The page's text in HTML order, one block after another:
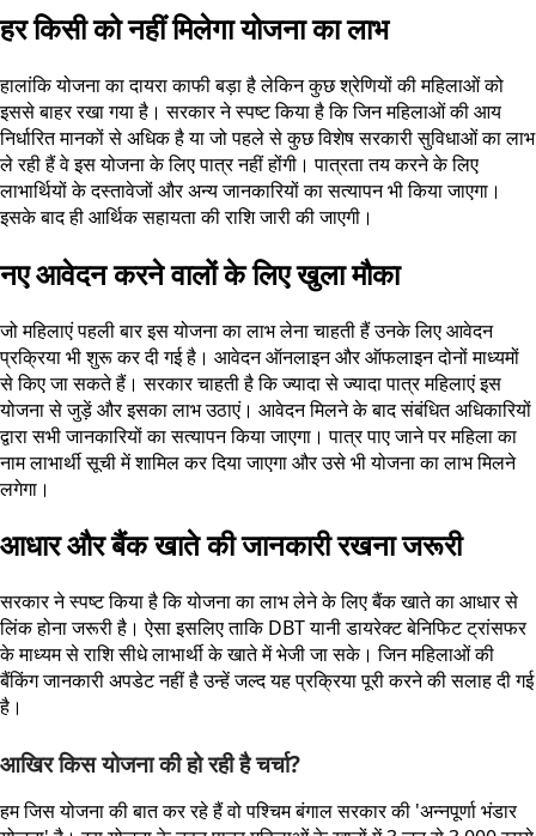
हर किसी को नहीं मिलेगा योजना का लाभ
हालांकि योजना का दायरा काफी बड़ा है लेकिन कुछ श्रेणियों की महिलाओं को
इससे बाहर रखा गया है। सरकार ने स्पष्ट किया है कि जिन महिलाओं की आय
निर्धारित मानकों से अधिक है या जो पहले से कुछ विशेष सरकारी सुविधाओं का लाभ
ले रही हैं वे इस योजना के लिए पात्र नहीं होंगी। पात्रता तय करने के लिए
लाभार्थियों के दस्तावेजों और अन्य जानकारियों का सत्यापन भी किया जाएगा।
इसके बाद ही आर्थिक सहायता की राशि जारी की जाएगी।
नए आवेदन करने वालों के लिए खुला मौका
जो महिलाएं पहली बार इस योजना का लाभ लेना चाहती हैं उनके लिए आवेदन
प्रक्रिया भी शुरू कर दी गई है। आवेदन ऑनलाइन और ऑफलाइन दोनों माध्यमों
से किए जा सकते हैं। सरकार चाहती है कि ज्यादा से ज्यादा पात्र महिलाएं इस
योजना से जुड़ें और इसका लाभ उठाएं। आवेदन मिलने के बाद संबंधित अधिकारियों
द्वारा सभी जानकारियों का सत्यापन किया जाएगा। पात्र पाए जाने पर महिला का
नाम लाभार्थी सूची में शामिल कर दिया जाएगा और उसे भी योजना का लाभ मिलने
लगेगा।
आधार और बैंक खाते की जानकारी रखना जरूरी
सरकार ने स्पष्ट किया है कि योजना का लाभ लेने के लिए बैंक खाते का आधार से
लिंक होना जरूरी है। ऐसा इसलिए ताकि DBT यानी डायरेक्ट बेनिफिट ट्रांसफर
के माध्यम से राशि सीधे लाभार्थी के खाते में भेजी जा सके। जिन महिलाओं की
बैंकिंग जानकारी अपडेट नहीं है उन्हें जल्द यह प्रक्रिया पूरी करने की सलाह दी गई
है।
आखिर किस योजना की हो रही है चर्चा?
हम जिस योजना की बात कर रहे हैं वो पश्चिम बंगाल सरकार की 'अन्नपूर्णा भंडार